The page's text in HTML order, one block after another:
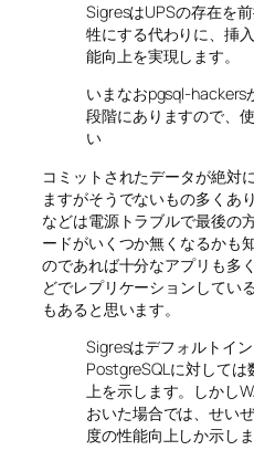
SigresはUPSの存在を
牲にする代わりに、挿
能向上を実現します。
いまなおpgsql-hackers
段階にありますので、
い
コミットされたデータが絶対
ますがそうでないもの多くあ
などは電源トラブルで最後の
ードがいくつか無くなるかも
のであれば十分なアプリも多
どでレプリケーションしてい
もあると思います。
Sigresはデフォルトイ
PostgreSQLに対しては
上を示します。しかし
おいた場合では、せい
度の性能向上しか示しま